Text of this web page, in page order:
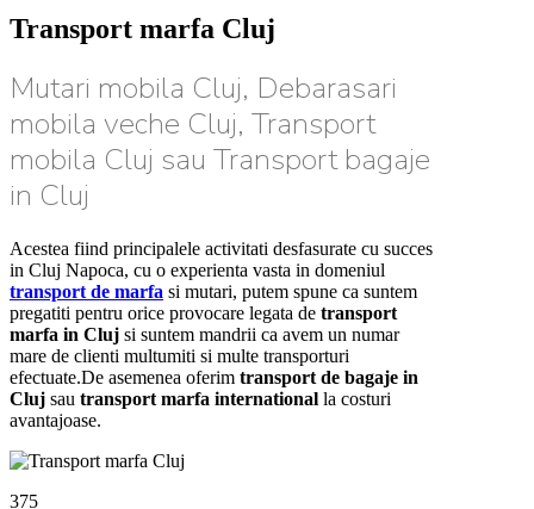
Transport marfa Cluj
Mutari mobila Cluj, Debarasari
mobila veche Cluj, Transport
mobila Cluj sau Transport bagaje
in Cluj
Acestea fiind principalele activitati desfasurate cu succes
in Cluj Napoca, cu o experienta vasta in domeniul
transport de marfa si mutari, putem spune ca suntem
pregatiti pentru orice provocare legata de transport
marfa in Cluj si suntem mandrii ca avem un numar
mare de clienti multumiti si multe transporturi
efectuate.De asemenea oferim transport de bagaje in
Cluj sau transport marfa international la costuri
avantajoase.
375